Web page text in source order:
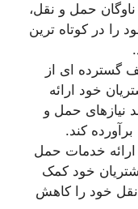
حمل و نقل،
را در کوتاه ترین
گسترده ای از
خود ارائه
نیازهای حمل و
کند.
خدمات حمل
خود کمک
خود را کاهش